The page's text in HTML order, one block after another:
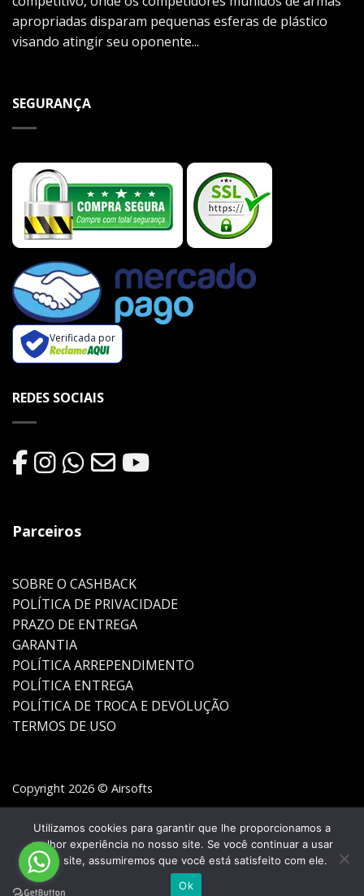
apropriadas disparam pequenas esferas de plástico
visando atingir seu oponente...
SEGURANÇA
Verificada por
REDES SOCIAIS
Parceiros
SOBRE O CASHBACK
POLÍTICA DE PRIVACIDADE
PRAZO DE ENTREGA
GARANTIA
POLÍTICA ARREPENDIMENTO
POLÍTICA ENTREGA
POLÍTICA DE TROCA E DEVOLUÇÃO
TERMOS DE USO
Copyright 2026 © Airsofts
Utilizamos cookies para garantir que lhe proporcionamos a
melhor experiência no nosso site. Se você continuar a usar
este site, assumiremos que você está satisfeito com ele.
Ok